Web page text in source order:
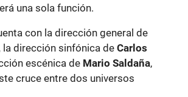
una sola función.
con la dirección general de
la dirección sinfónica de Carlos
escénica de Mario Saldaña,
cruce entre dos universos